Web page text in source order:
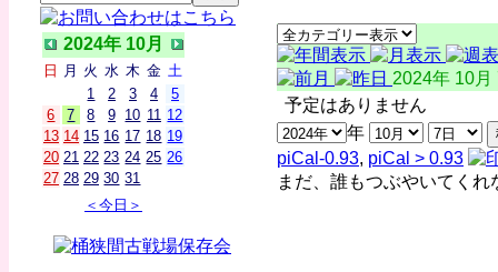
2024年 10月
日 月 火 水 木 金 土
1
2 3 4
5
6
7 8 9 10 11 12
13 14 15 16 17 18 19
20 21 22 23 24 25 26
27 28 29 30 31
＜今日＞
2024年 10月
予定はありません
年
piCal-0.93, piCal > 0.93
まだ、誰もつぶやいてく